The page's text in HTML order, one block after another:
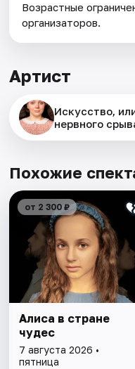
Возрастные
организаторов.
Артист
Искусство,
нервного
Похожие
от 2 300 ₽
Алиса в стране
чудес
7 августа 2026 •
пятница